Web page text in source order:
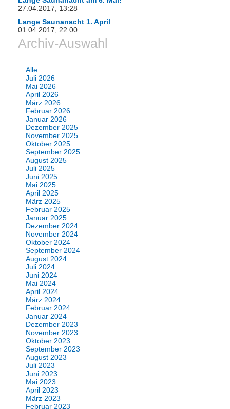
27.04.2017, 13:28
Lange Saunanacht 1. April
01.04.2017, 22:00
Archiv-Auswahl
Alle
Juli 2026
Mai 2026
April 2026
März 2026
Februar 2026
Januar 2026
Dezember 2025
November 2025
Oktober 2025
September 2025
August 2025
Juli 2025
Juni 2025
Mai 2025
April 2025
März 2025
Februar 2025
Januar 2025
Dezember 2024
November 2024
Oktober 2024
September 2024
August 2024
Juli 2024
Juni 2024
Mai 2024
April 2024
März 2024
Februar 2024
Januar 2024
Dezember 2023
November 2023
Oktober 2023
September 2023
August 2023
Juli 2023
Juni 2023
Mai 2023
April 2023
März 2023
Februar 2023